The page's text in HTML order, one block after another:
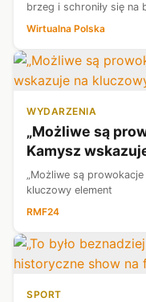
brzeg i schroniły się
ujściu Wisły Śmiałej w
Wirtualna Polska
WYDARZENIA
„Możliwe są
Kamysz
„Możliwe są
kluczowy element
RMF24
SPORT